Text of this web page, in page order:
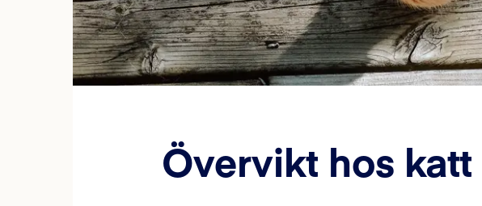
Övervikt hos katt